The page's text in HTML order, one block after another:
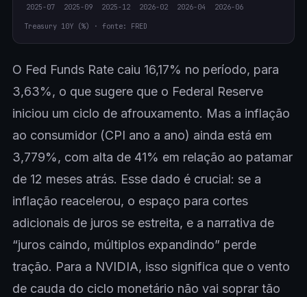
Treasury 10Y (%) · fonte: FRED
O Fed Funds Rate caiu 16,17% no período, para
3,63%, o que sugere que o Federal Reserve
iniciou um ciclo de afrouxamento. Mas a inflação
ao consumidor (CPI ano a ano) ainda está em
3,779%, com alta de 41% em relação ao patamar
de 12 meses atrás. Esse dado é crucial: se a
inflação reacelerou, o espaço para cortes
adicionais de juros se estreita, e a narrativa de
“juros caindo, múltiplos expandindo” perde
tração. Para a NVIDIA, isso significa que o vento
de cauda do ciclo monetário não vai soprar tão